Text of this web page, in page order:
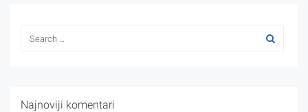
Najnoviji komentari